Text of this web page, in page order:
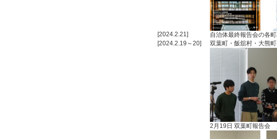
[2024.2.21] 自治体最終報告会の各
[2024.2.19～20]
双葉町・飯舘村・大熊
2月19日 双葉町報告会